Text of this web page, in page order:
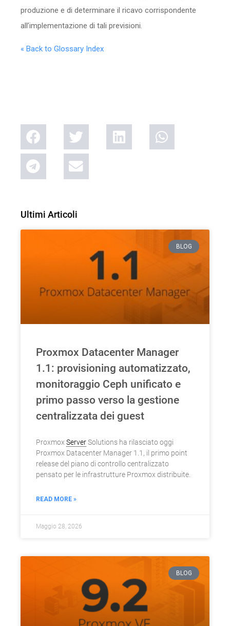
produzione e di determinare il ricavo corrispondente
all’implementazione di tali previsioni.
« Back to Glossary Index
Ultimi Articoli
BLOG
Proxmox Datacenter Manager
1.1: provisioning automatizzato,
monitoraggio Ceph unificato e
primo passo verso la gestione
centralizzata dei guest
Proxmox ServerSolutions ha rilasciato oggi
Proxmox Datacenter Manager 1.1, il primo point
release del piano di controllo centralizzato
pensato per le infrastrutture Proxmox distribuite.
READ MORE »
Maggio 28, 2026
BLOG